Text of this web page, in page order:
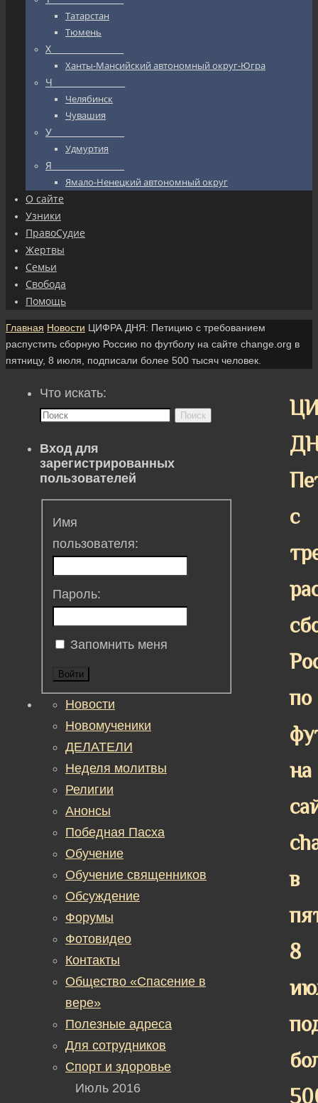
Татарстан
Тюмень
Х_________________
Ханты-Мансийский автономный округ-Югра
Ч_________________
Челябинск
Чувашия
У_________________
Удмуртия
Я_________________
Ямало-Ненецкий автономный округ
О сайте
Узники
ПравоСудие
Жертвы
Семьи
Свобода
Помощь
Главная Новости ЦИФРА ДНЯ: Петицию с требованием
распустить сборную Россию по футболу на сайте change.org в
пятницу, 8 июля, подписали более 500 тысяч человек.
с
по
на
в
8
Что искать:
Поиск
Вход для
зарегистрированных
пользователей
Имя
пользователя:
Пароль:
Запомнить меня
Войти
Новости
Новомученики
ДЕЛАТЕЛИ
Неделя молитвы
Религии
Анонсы
Победная Пасха
Обучение
Обучение священников
Обсуждение
Форумы
Фотовидео
Контакты
Общество «Спасение в
вере»
Полезные адреса
Для сотрудников
Спорт и здоровье
Июль 2016